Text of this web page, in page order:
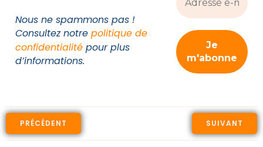
Nous ne spammons pas !
Consultez notre politique de
confidentialité pour plus
d’informations.
PRÉCÉDENT SUIVANT